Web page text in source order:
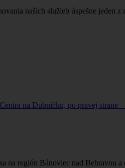
našich služieb úspešne
na Dubničku, po pravej
na región Bánoviec nad Bebravou